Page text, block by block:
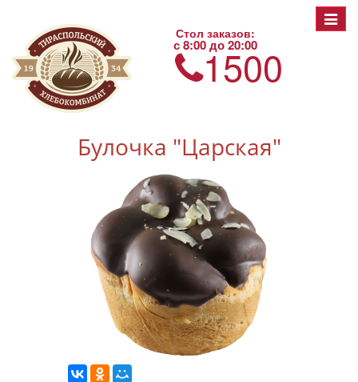
Toggle
Стол заказов:
с 8:00 до 20:00
1500
Булочка "Царская"